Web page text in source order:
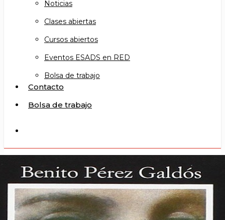
Noticias
Clases abiertas
Cursos abiertos
Eventos ESADS en RED
Bolsa de trabajo
Contacto
Bolsa de trabajo
Noticias